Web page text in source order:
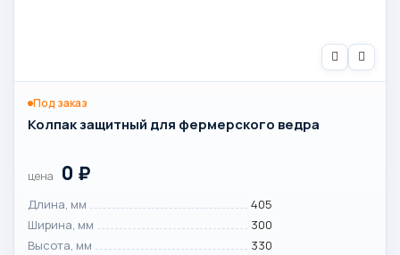
Под заказ
Колпак защитный для фермерского ведра
цена 0 ₽
Длина, мм
405
Ширина, мм
300
Высота, мм
330